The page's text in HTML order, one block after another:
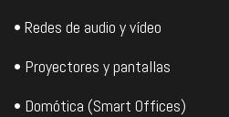
• Redes de audio y vídeo
• Proyectores y pantallas
• Domótica (Smart Offices)